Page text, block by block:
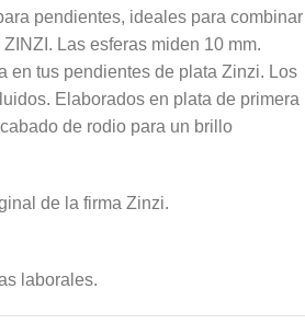
pendientes, ideales para combinar
Las esferas miden 10 mm.
en tus pendientes de plata Zinzi. Los
Elaborados en plata de primera
de rodio para un brillo
de la firma Zinzi.
laborales.